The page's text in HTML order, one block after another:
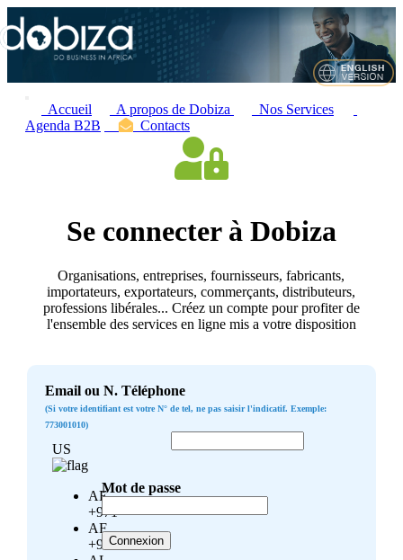
Accueil A propos de Dobiza
Nos Services
Agenda B2B
Contacts
Se connecter à Dobiza
Organisations, entreprises, fournisseurs, fabricants,
importateurs, exportateurs, commerçants, distributeurs,
professions libérales... Créez un compte pour profiter de
l'ensemble des services en ligne mis a votre disposition
Email ou N. Téléphone
(Si votre identifiant est votre N° de tel, ne pas saisir l'indicatif. Exemple:
773001010)
US
AE
+971
AF
+93
Mot de passe